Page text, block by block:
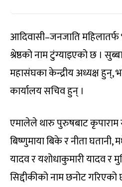
आदिवासी–जनजाति महिलातर्फ
श्रेष्ठको नाम टुंग्याइएको छ ।
महासंघका केन्द्रीय अध्यक्ष हुन्,
कार्यालय सचिव हुन् ।
एमालेले थारु पुरुषबाट कृपाराम
बिष्णुमाया बिके र नीता घतानी,
यादव र यशोधाकुमारी यादव र
सिद्दीकीको नाम छनोट गरिएको